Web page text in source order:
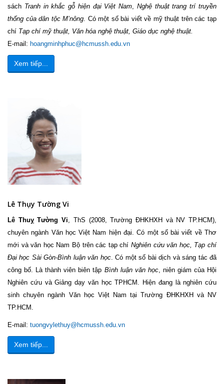
sách Tranh in khắc gỗ hiện đại Việt Nam, Nghệ thuật trang trí truyền
thống của dân tộc M’nông. Có một số bài viết về mỹ thuật trên các tạp
chí Tạp chí mỹ thuật, Văn hóa nghệ thuật, Giáo dục nghệ thuật.
E-mail: hoangminhphuc@hcmussh.edu.vn
Xem tiếp...
Lê Thụy Tường Vi
Lê Thuỵ Tường Vi, ThS (2008, Trường ĐHKHXH và NV TP.HCM),
chuyên ngành Văn học Việt Nam hiện đại. Có một số bài viết về Thơ
mới và văn học Nam Bộ trên các tạp chí Nghiên cứu văn học, Tạp chí
Đại học Sài Gòn-Bình luận văn học. Có một số bài dịch và sáng tác đã
công bố. Là thành viên biên tập Bình luận văn học, niên giám của Hội
Nghiên cứu và Giảng dạy văn học TPHCM. Hiện đang là nghiên cứu
sinh chuyên ngành Văn học Việt Nam tại Trường ĐHKHXH và NV
TP.HCM.
E-mail: tuongvylethuy@hcmussh.edu.vn
Xem tiếp...